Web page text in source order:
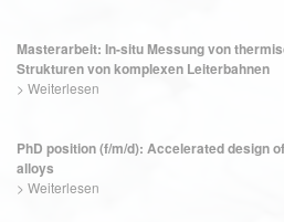
Masterarbeit: In-situ Messung von
Strukturen von komplexen Leiterbahnen
> Weiterlesen
PhD position (f/m/d): Accelerated design
alloys
> Weiterlesen